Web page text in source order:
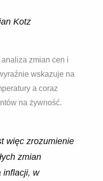
Kotz
zmian cen i
wskazuje na
a coraz
na żywność.
więc zrozumienie
zmian
inflacji, w